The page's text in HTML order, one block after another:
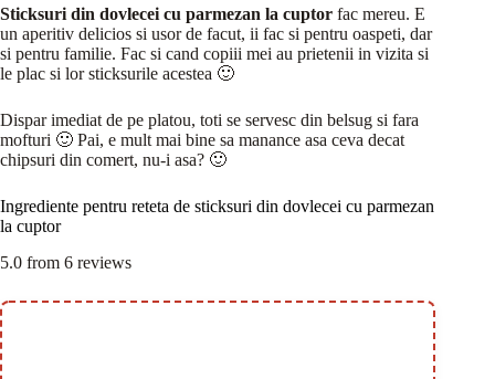
Sticksuri din dovlecei cu parmezan la cuptor fac mereu. E
un aperitiv delicios si usor de facut, ii fac si pentru oaspeti, dar
si pentru familie. Fac si cand copiii mei au prietenii in vizita si
le plac si lor sticksurile acestea 🙂
Dispar imediat de pe platou, toti se servesc din belsug si fara
mofturi 🙂 Pai, e mult mai bine sa manance asa ceva decat
chipsuri din comert, nu-i asa? 🙂
Ingrediente pentru reteta de sticksuri din dovlecei cu parmezan
la cuptor
5.0 from 6 reviews